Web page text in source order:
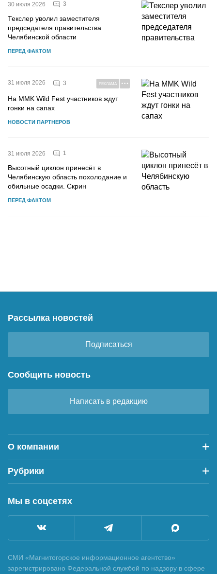
30 июля 2026 3
Текслер уволил заместителя
председателя правительства
Челябинской области
ПЕРЕД ФАКТОМ
31 июля 2026 3 РЕКЛАМА
На MMK Wild Fest участников ждут
гонки на сапах
НОВОСТИ ПАРТНЕРОВ
31 июля 2026 1
Высотный циклон принесёт в
Челябинскую область похолодание и
обильные осадки. Скрин
ПЕРЕД ФАКТОМ
Рассылка новостей
Подписаться
Сообщить новость
Написать в редакцию
О компании
Рубрики
Мы в соцсетях
СМИ «Магнитогорское информационное агентство»
зарегистрировано Федеральной службой по надзору в сфере